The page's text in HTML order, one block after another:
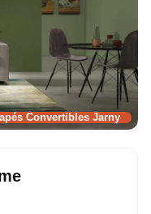
Convertibles Jarny